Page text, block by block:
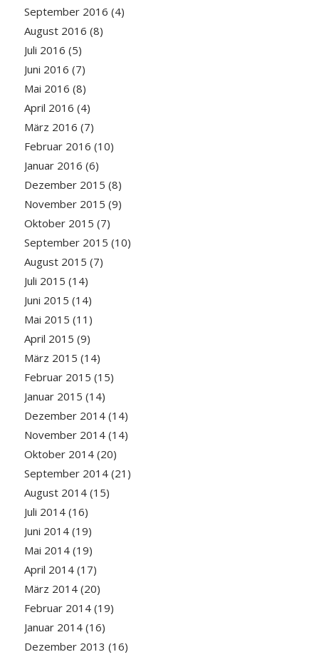
September 2016 (4)
August 2016 (8)
Juli 2016 (5)
Juni 2016 (7)
Mai 2016 (8)
April 2016 (4)
März 2016 (7)
Februar 2016 (10)
Januar 2016 (6)
Dezember 2015 (8)
November 2015 (9)
Oktober 2015 (7)
September 2015 (10)
August 2015 (7)
Juli 2015 (14)
Juni 2015 (14)
Mai 2015 (11)
April 2015 (9)
März 2015 (14)
Februar 2015 (15)
Januar 2015 (14)
Dezember 2014(14)
November 2014(14)
Oktober 2014(20)
September 2014(21)
August 2014(15)
Juli 2014(16)
Juni 2014(19)
Mai 2014(19)
April 2014(17)
März 2014(20)
Februar 2014(19)
Januar 2014(16)
Dezember 2013 (16)